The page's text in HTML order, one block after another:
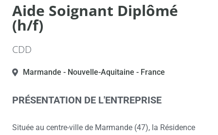
Aide Soignant Diplômé
(h/f)
CDD
Marmande - Nouvelle-Aquitaine - France
PRÉSENTATION DE L'ENTREPRISE
Située au centre-ville de Marmande (47), la Résidence